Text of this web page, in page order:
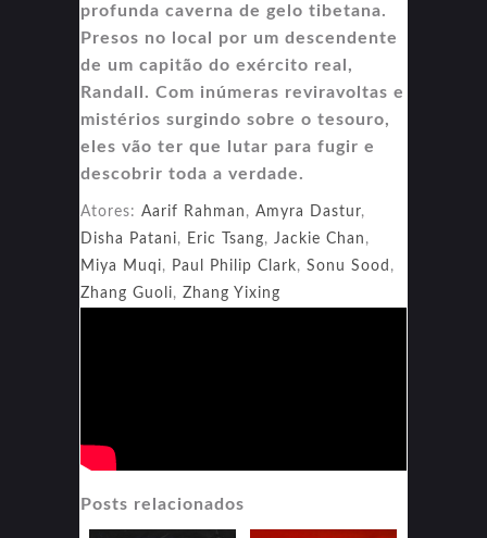
profunda caverna de gelo tibetana.
Presos no local por um descendente
de um capitão do exército real,
Randall. Com inúmeras reviravoltas e
mistérios surgindo sobre o tesouro,
eles vão ter que lutar para fugir e
descobrir toda a verdade.
Atores: Aarif Rahman , Amyra Dastur,
Disha Patani, Eric Tsang, Jackie Chan ,
Miya Muqi, Paul Philip Clark, Sonu Sood ,
Zhang Guoli, Zhang Yixing
Posts relacionados